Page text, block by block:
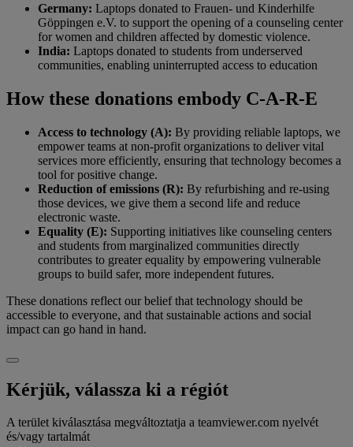
Germany: Laptops donated to Frauen- und Kinderhilfe
Göppingen e.V. to support the opening of a counseling center
for women and children affected by domestic violence.
India: Laptops donated to students from underserved
communities, enabling uninterrupted access to education
How these donations embody C-A-R-E
Access to technology (A): By providing reliable laptops, we
empower teams at non-profit organizations to deliver vital
services more efficiently, ensuring that technology becomes a
tool for positive change.
Reduction of emissions (R): By refurbishing and re-using
those devices, we give them a second life and reduce
electronic waste.
Equality (E): Supporting initiatives like counseling centers
and students from marginalized communities directly
contributes to greater equality by empowering vulnerable
groups to build safer, more independent futures.
These donations reflect our belief that technology should be
accessible to everyone, and that sustainable actions and social
impact can go hand in hand.
Kérjük, válassza ki a régiót
A terület kiválasztása megváltoztatja a teamviewer.com nyelvét
és/vagy tartalmát